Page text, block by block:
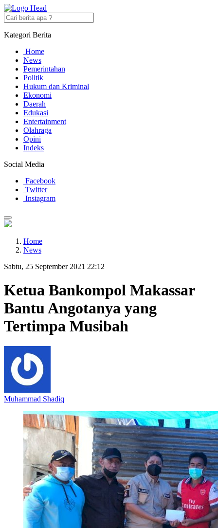
Kategori Berita
Home
News
Pemerintahan
Politik
Hukum dan Kriminal
Ekonomi
Daerah
Edukasi
Entertainment
Olahraga
Opini
Indeks
Social Media
Facebook
Twitter
Instagram
Home
News
Sabtu, 25 September 2021 22:12
Ketua Bankompol Makassar
Bantu Angotanya yang
Tertimpa Musibah
Muhammad Shadiq